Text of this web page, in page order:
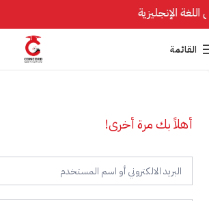
القائمة
أهلاً بك مرة أخرى!